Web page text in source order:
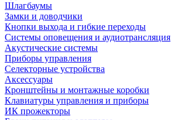
Шлагбаумы
Замки и доводчики
Кнопки выхода и гибкие переходы
Системы оповещения и аудиотрансляция
Акустические системы
Приборы управления
Селекторные устройства
Аксессуары
Кронштейны и монтажные коробки
Клавиатуры управления и приборы
ИК прожекторы